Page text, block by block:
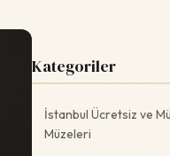
Kategoriler
İstanbul Ücretsiz ve
Müzeleri